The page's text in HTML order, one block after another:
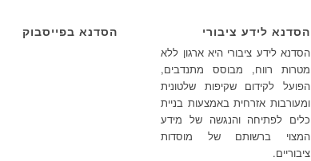
הסדנא בפייסבוק הסדנא לידע ציבורי
הסדנא לידע ציבורי היא ארגון ללא
מטרות רווח, מבוסס מתנדבים,
הפועל לקידום שקיפות שלטונית
ומעורבות אזרחית באמצעות בניית
כלים לפתיחה והנגשה של מידע
המצוי ברשותם של מוסדות
ציבוריים.